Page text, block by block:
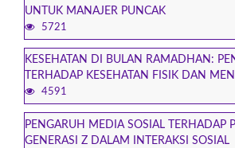
UNTUK MANAJER PUNCAK
5721
KESEHATAN DI BULAN RAMADHAN:
TERHADAP KESEHATAN FISIK DAN
4591
PENGARUH MEDIA SOSIAL TERHADAP
GENERASI Z DALAM INTERAKSI SOSIAL